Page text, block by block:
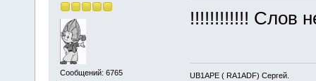
Сообщений: 6765
!!!!!!!!!!!! Слов
UB1APE ( RA1ADF) Сергей.